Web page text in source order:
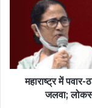
महाराष्ट्र में
जलवा;